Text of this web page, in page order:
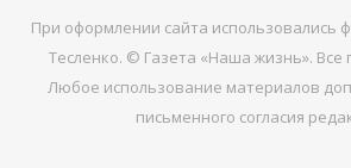
При оформлении сайта использовались
Тесленко. © Газета «Наша жизнь».
Любое использование материалов
письменного согласия